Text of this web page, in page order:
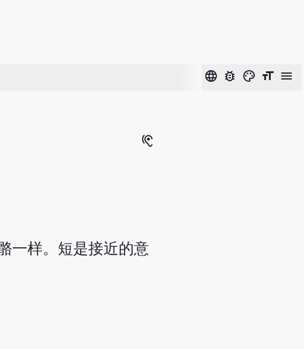
language bug_report color_lens format_size menu
hearing
一样。短是接近的意